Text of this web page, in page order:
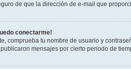
de que la dirección de e-mail que
conectarme!
comprueba tu nombre de usuario y
mensajes por cierto periodo de